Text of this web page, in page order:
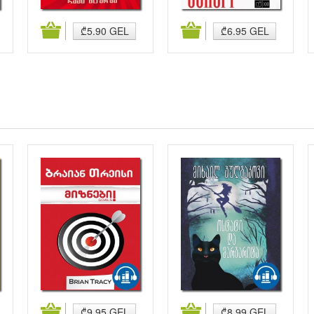
₾5.90 GEL ₾6.95 GEL
კალათაში დამატება კალათაში დამატება
კალათაში დამატება კალათაში დამატება